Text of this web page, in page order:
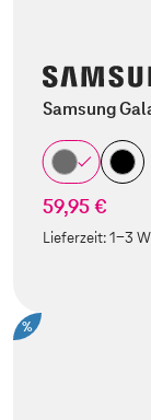
Samsung
59,95 €
Lieferzeit:1-3
%